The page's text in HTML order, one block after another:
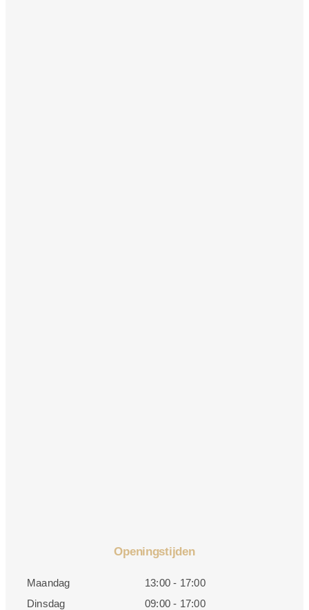
Openingstijden
Maandag
13:00 - 17:00
Dinsdag
09:00 - 17:00